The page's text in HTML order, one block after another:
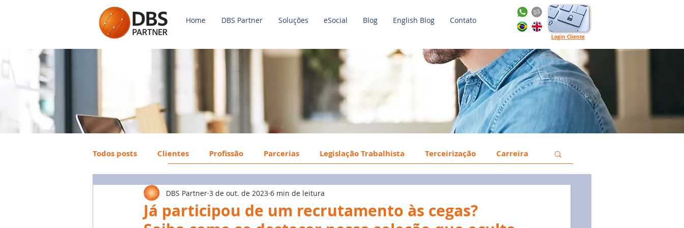
Home DBS Partner Soluções eSocial Blog English Blog Contato
Login Cliente
Todos posts Clientes Profissão Parcerias Legislação Trabalhista Terceirização Carreira
FGTS Mercado de Trabalho Economia
Já participou de um recrutamento às cegas?
DBS Partner 3 de out. de 2023 6 min de leitura